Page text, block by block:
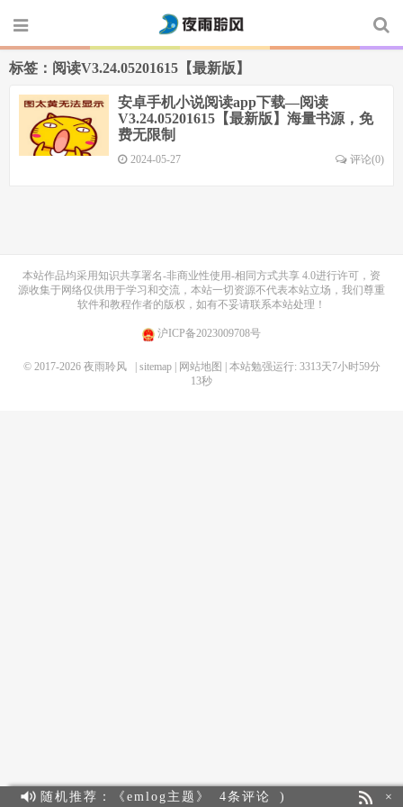
标签：阅读V3.24.05201615【最新版】
安卓手机小说阅读app下载—阅读
V3.24.05201615【最新版】海量书源，免
费无限制
2024-05-27 评论(0)
本站作品均采用知识共享署名-非商业性使用-相同方式共享 4.0进行许可，资
源收集于网络仅供用于学习和交流，本站一切资源不代表本站立场，我们尊重
软件和教程作者的版权，如有不妥请联系本站处理！
沪ICP备2023009708号
© 2017-2026 夜雨聆风 | sitemap | 网站地图 | 本站勉强运行: 3313天7小时59分
13秒
×
随机推荐：《emlog主题》 4条评论 )